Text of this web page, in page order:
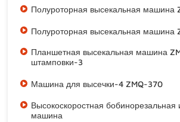
Полуроторная высекальная машина
Полуроторная высекальная машина
Планшетная высекальная машина
штамповки-3
Машина для высечки-4 ZMQ-370
Высокоскоростная бобинорезальная
машина